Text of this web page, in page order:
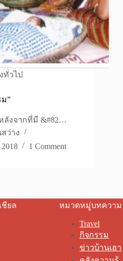
ทั่วไป
”
ลังจากที่มี &#82…
ว่าง
1 Comment
ชียล หมวดหมู่บทความ
Travel
กิจกรรม
ข่าวบ้านเฮา